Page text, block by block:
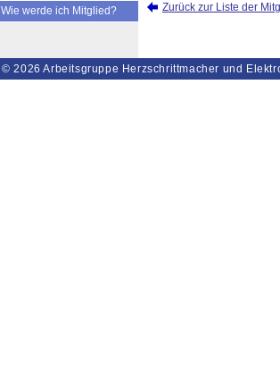
Wie werde ich Mitglied?
Zurück zur Liste der
© 2026 Arbeitsgruppe Herzschrittmacher und